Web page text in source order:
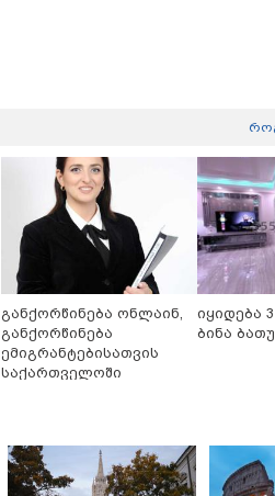
განქორწინება ონლაინ,
განქორწინება
ემიგრანტებისათვის
საქართველოში
იყიდება
ბინა